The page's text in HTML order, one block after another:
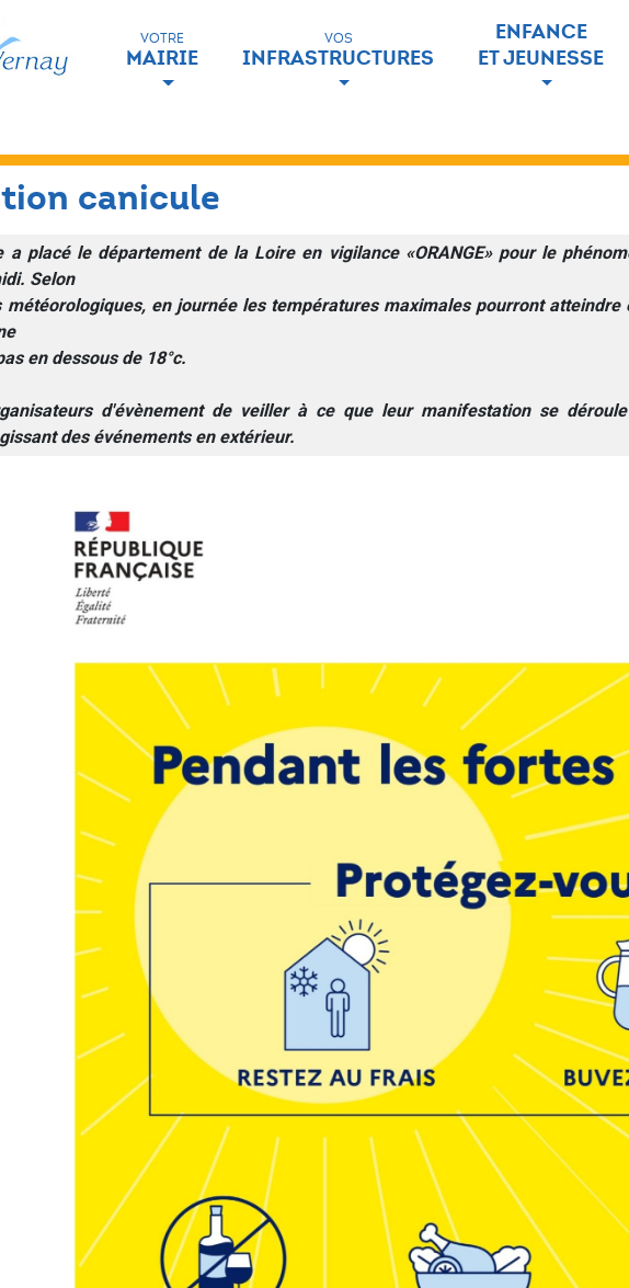
VOTRE
MAIRIE
VOS
INFRASTRUCTURES
ENFANCE
ET JEUNESSE
canicule
a placé le département de la Loire en vigilance «ORANGE» pour le
Selon
météorologiques, en journée les températures maximales pourront atteindre
en dessous de 18°c.
d'évènement de veiller à ce que leur manifestation se
des événements en extérieur.